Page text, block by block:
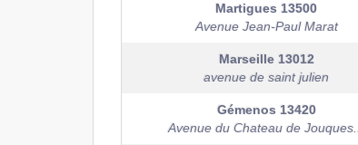
Martigues 13500
Avenue Jean-Paul Marat
Marseille 13012
avenue de saint julien
Gémenos 13420
Avenue du Chateau de Jouques...